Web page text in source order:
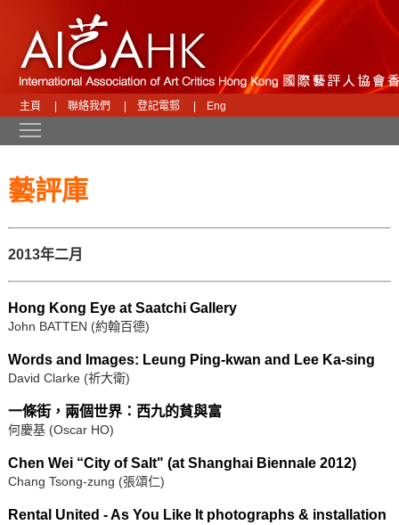
主頁 聯絡我們 登記電郵 Eng
藝評庫
2013年二月
Hong Kong Eye at Saatchi Gallery
John BATTEN (約翰百德)
Words and Images: Leung Ping-kwan and Lee Ka-sing
David Clarke (祈大衛)
一條街，兩個世界：西九的貧與富
何慶基 (Oscar HO)
Chen Wei “City of Salt" (at Shanghai Biennale 2012)
Chang Tsong-zung (張頌仁)
Rental United - As You Like It photographs & installation